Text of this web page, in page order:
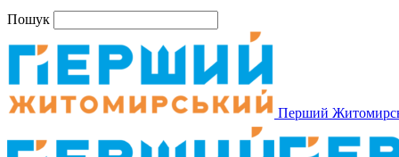
Пошук
Перший